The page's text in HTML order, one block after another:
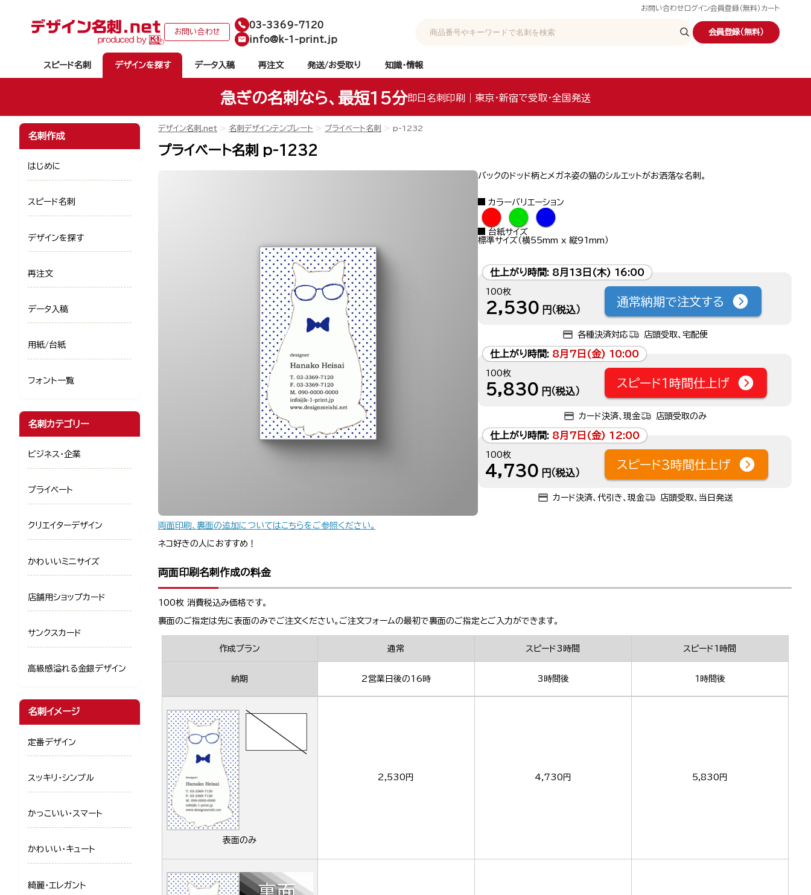
お問い合わせ ログイン会員登録（無料） カート
お問い合わせ
03-3369-7120
info@k-1-print.jp
会員登録（無料）
スピード名刺 デザインを探す データ入稿 再注文 発送/お受取り 知識・情報
急ぎの名刺なら、最短15分即日名刺印刷｜東京・新宿で受取・全国発送
デザイン名刺.net 名刺デザインテンプレート プライベート名刺 p-1232
プライベート名刺 p-1232
バックのドッド柄とメガネ姿の猫のシルエットがお洒落な名刺。
カラーバリエーション
● ● ●
台紙サイズ
標準サイズ（横55mm x 縦91mm）
仕上がり時間: 8月13日(木) 16:00
100枚
2,530 円（税込）
通常納期で注文する
各種決済対応 店頭受取、宅配便
仕上がり時間: 8月7日(金) 10:00
100枚
5,830 円（税込）
スピード1時間仕上げ
カード決済、現金 店頭受取のみ
仕上がり時間: 8月7日(金) 12:00
100枚
4,730 円（税込）
スピード3時間仕上げ
カード決済、代引き、現金 店頭受取、当日発送
両面印刷、裏面の追加についてはこちらをご参照ください。
ネコ好きの人におすすめ！
両面印刷名刺作成の料金
100枚 消費税込み価格です。
裏面のご指定は先に表面のみでご注文ください。ご注文フォームの最初で裏面のご指定とご入力ができます。
作成プラン 通常 スピード3時間 スピード1時間
納期 2営業日後の16時 3時間後 1時間後
表面のみ
2,530円 4,730円 5,830円
名刺作成
はじめに
スピード名刺
デザインを探す
再注文
データ入稿
用紙/台紙
フォント一覧
名刺カテゴリー
ビジネス・企業
プライベート
クリエイターデザイン
かわいいミニサイズ
店舗用ショップカード
サンクスカード
高級感溢れる金銀デザイン
名刺イメージ
定番デザイン
スッキリ・シンプル
かっこいい・スマート
かわいい・キュート
綺麗・エレガント